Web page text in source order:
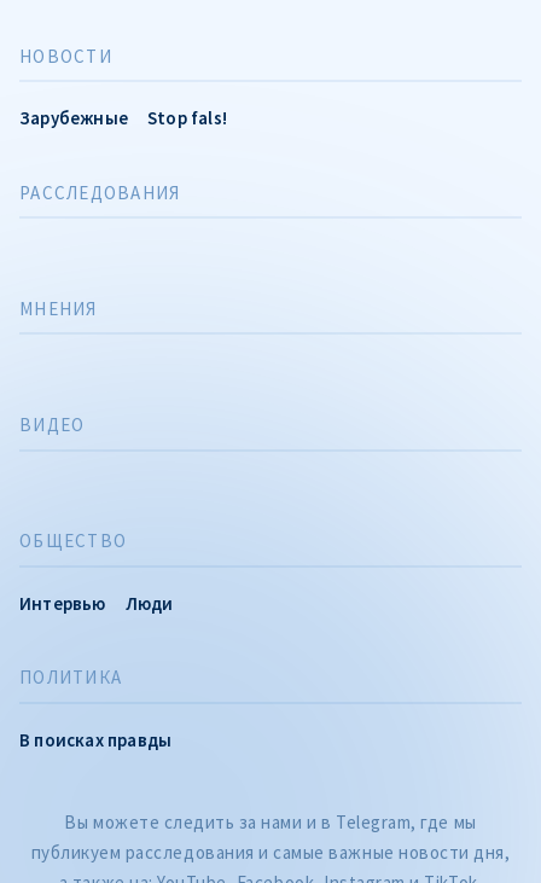
НОВОСТИ
Зарубежные Stop fals!
ПОЛИТИКА
В поисках правды
РАССЛЕДОВАНИЯ
ОБЩЕСТВО
Интервью Люди
МНЕНИЯ
ВИДЕО
Вы можете следить за нами и в Telegram, где мы
публикуем расследования и самые важные новости дня,